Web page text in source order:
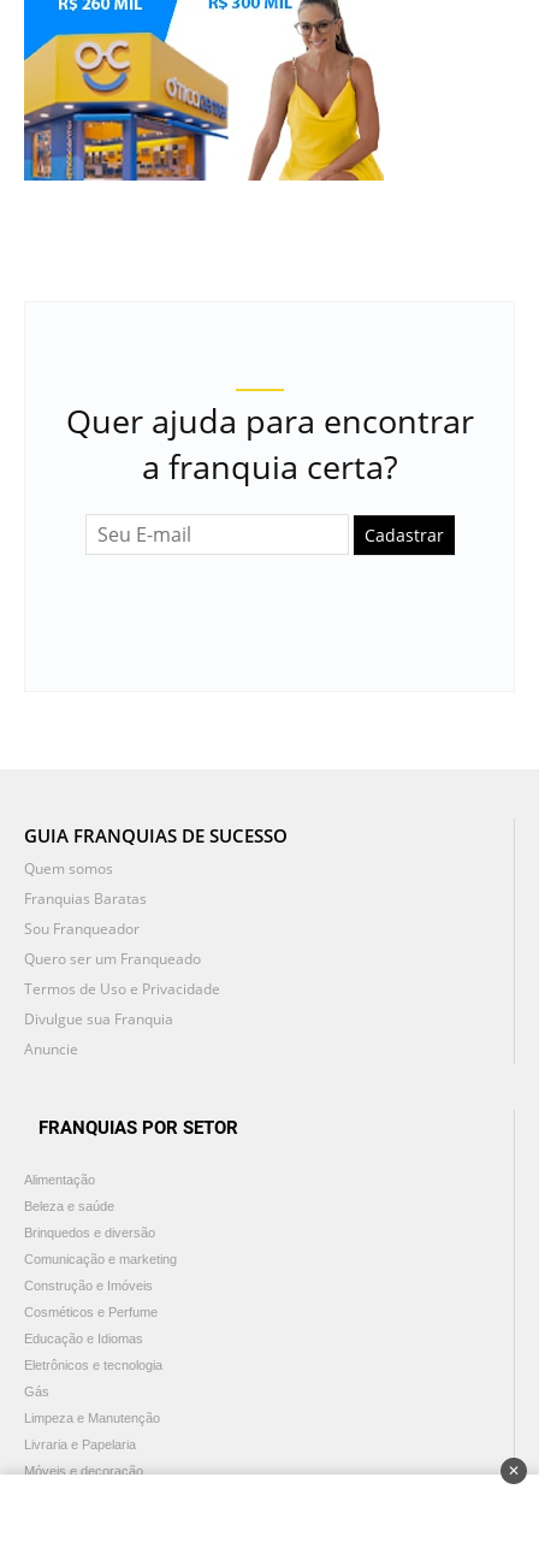
Quer ajuda para encontrar
a franquia certa?
Cadastrar
GUIA FRANQUIAS DE SUCESSO
Quem somos
Franquias Baratas
Sou Franqueador
Quero ser um Franqueado
Termos de Uso e Privacidade
Divulgue sua Franquia
Anuncie
FRANQUIAS POR SETOR
Alimentação
Beleza e saúde
Brinquedos e diversão
Comunicação e marketing
Construção e Imóveis
Cosméticos e Perfume
Educação e Idiomas
Eletrônicos e tecnologia
Gás
Limpeza e Manutenção
Livraria e Papelaria
Móveis e decoração
✕